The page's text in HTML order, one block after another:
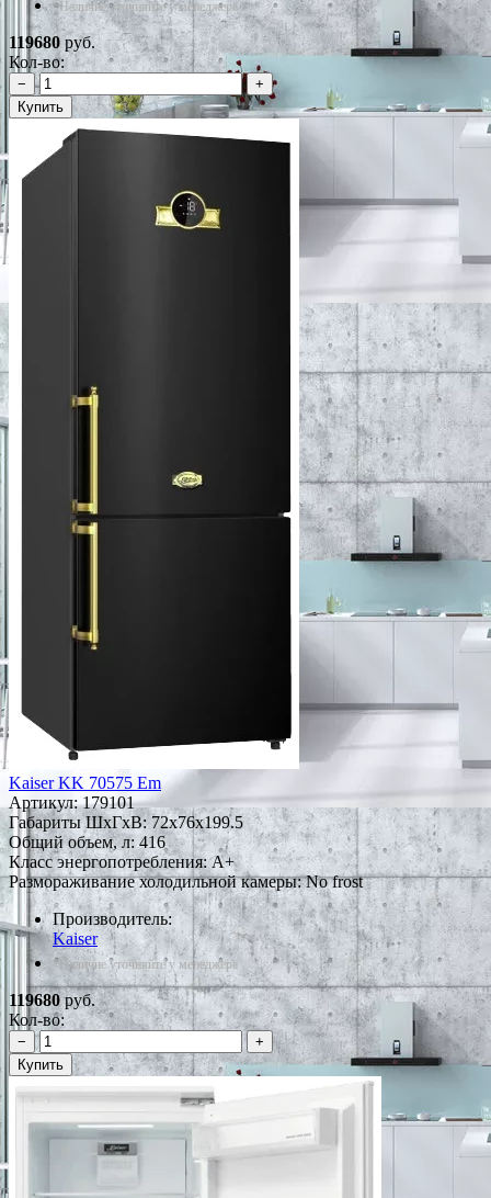
*Наличие уточняйте у менеджера
119680руб.
Кол-во:
−
+
Купить
Kaiser KK 70575 Em
Артикул:179101
Габариты ШxГxВ: 72x76x199.5
Общий объем, л: 416
Класс энергопотребления: A+
Размораживание холодильной камеры: No frost
Производитель:
Kaiser
*Наличие уточняйте у менеджера
119680руб.
Кол-во:
−
+
Купить